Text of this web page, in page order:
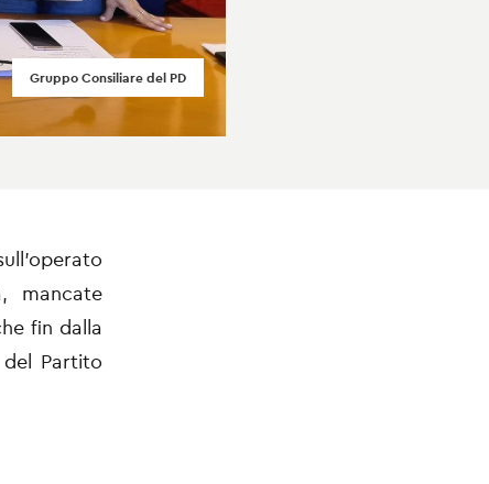
Gruppo Consiliare del PD
mancate
fin dalla
Partito